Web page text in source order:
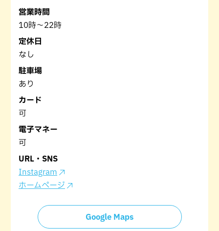
営業時間
10時～22時
定休日
なし
駐車場
あり
カード
可
電子マネー
可
URL・SNS
Instagram
ホームページ
Google Maps